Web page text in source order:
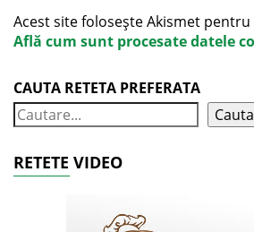
Acest site folosește Akismet
Află cum sunt procesate datele
CAUTA RETETA PREFERATA
Cauta
RETETE VIDEO